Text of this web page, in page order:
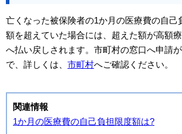
亡くなった被保険者の1か月の医療費の自己
額を超えていた場合には、超えた額が高額
へ払い戻しされます。市町村の窓口へ申請
で、詳しくは、 市町村へご確認ください。
関連情報
1か月の医療費の自己負担限度額は?